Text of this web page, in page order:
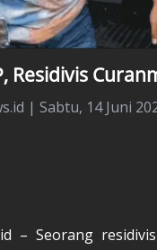
Residivis
| Sabtu, 14 Juni
– Seorang